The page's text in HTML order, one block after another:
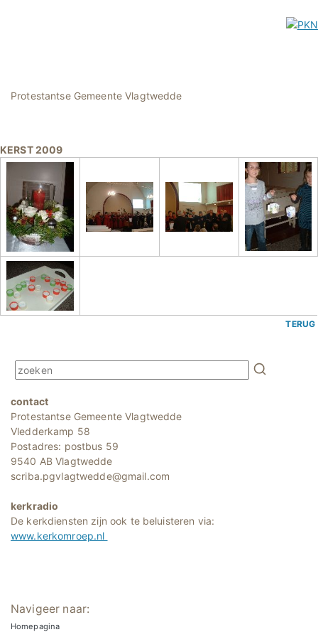
Protestantse Gemeente Vlagtwedde
KERST 2009
TERUG
contact
Protestantse Gemeente Vlagtwedde
Vledderkamp 58
Postadres: postbus 59
9540 AB Vlagtwedde
scriba.pgvlagtwedde@gmail.com
kerkradio
De kerkdiensten zijn ook te beluisteren via:
www.kerkomroep.nl
Navigeer naar:
Homepagina